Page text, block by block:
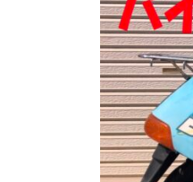
バ
イ
ク
り
・
引
取
り
・
廃